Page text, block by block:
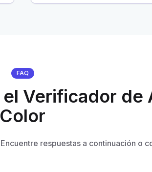
FAQ
Verificador de
Color
respuestas a continuación o